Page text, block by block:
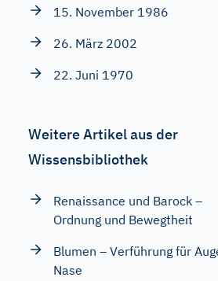
15. November 1986
26. März 2002
22. Juni 1970
Weitere Artikel aus der
Wissensbibliothek
Renaissance und Barock –
Ordnung und Bewegtheit
Blumen – Verführung für
Nase